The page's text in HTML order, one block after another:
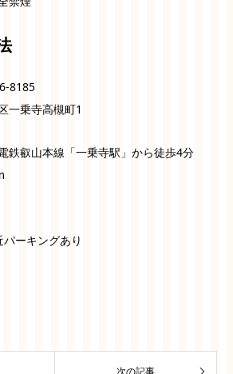
一乗寺高槻町1
叡山本線「一乗寺駅」から徒歩4分
ーキングあり